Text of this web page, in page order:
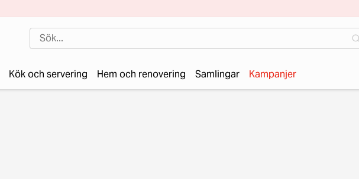
Kök och servering Hem och renovering Samlingar Kampanjer